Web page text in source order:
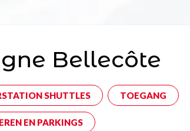
Bellecôte
SHUTTLES TOEGANG
EN PARKINGS